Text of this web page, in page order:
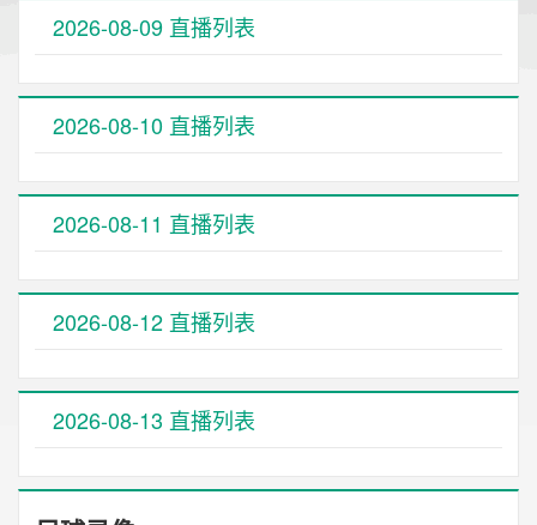
2026-08-09 直播列表
2026-08-10 直播列表
2026-08-11 直播列表
2026-08-12 直播列表
2026-08-13 直播列表